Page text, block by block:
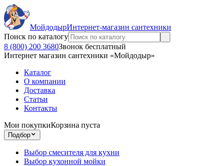
МойдодырИнтернет-магазин сантехники
Поиск по каталогу
8 (800) 200 3680Звонок бесплатный
Интернет магазин сантехники «Мойдодыр»
Каталог
О компании
Доставка
Статьи
Контакты
Мои покупкиКорзина пуста
Подбор
Выбор смесителя для кухни
Выбор кухонной мойки